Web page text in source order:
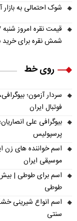
شوک احتمالی به بازار آیفون؛ قیمت
شمش نقره برای
روی خط
سردار آزمون؛
فوتبال ایران
بیوگرافی علی
پرسپولیس
اسم خواننده های زن
موسیقی ایران
طوطی
اسم انواع شیرینی
سنتی